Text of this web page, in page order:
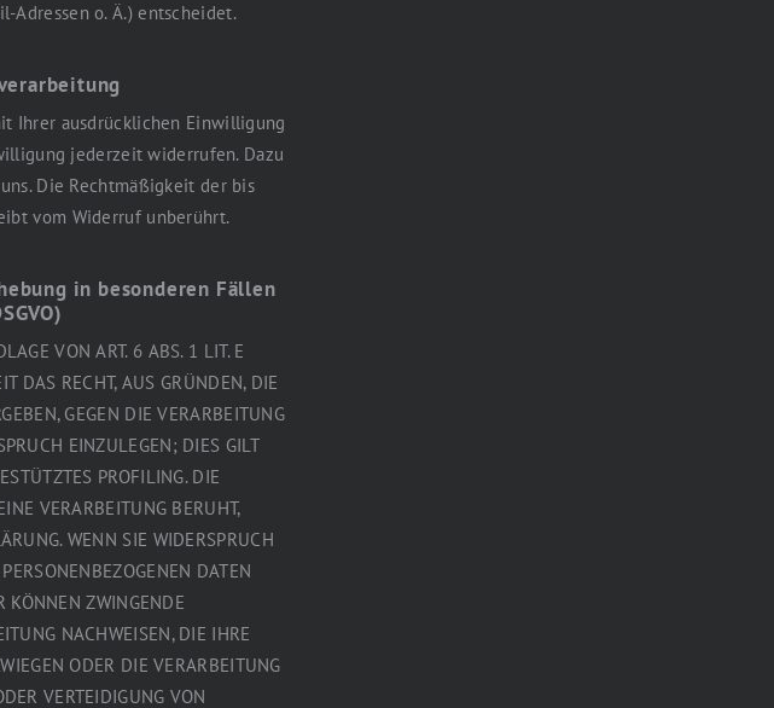
Adressen o. Ä.) entscheidet.
Ihrer ausdrücklichen Einwilligung
jederzeit widerrufen. Dazu
Die Rechtmäßigkeit der bis
vom Widerruf unberührt.
in besonderen Fällen
VON ART. 6 ABS. 1 LIT. E
DAS RECHT, AUS GRÜNDEN, DIE
GEGEN DIE VERARBEITUNG
EINZULEGEN; DIES GILT
PROFILING. DIE
VERARBEITUNG BERUHT,
WENN SIE WIDERSPRUCH
DATEN
KÖNNEN ZWINGENDE
NACHWEISEN, DIE IHRE
ODER DIE VERARBEITUNG
VERTEIDIGUNG VON